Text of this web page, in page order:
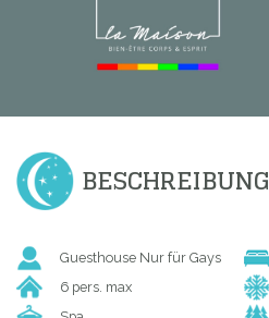
BESCHREIBUNG
Guesthouse Nur für Gays
6 pers. max